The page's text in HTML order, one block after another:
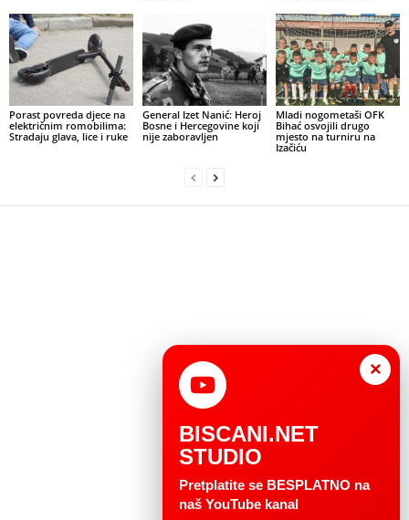
Porast povreda djece na
električnim romobilima:
Stradaju glava, lice i ruke
General Izet Nanić: Heroj
Bosne i Hercegovine koji
nije zaboravljen
Mladi nogometaši OFK
Bihać osvojili drugo
mjesto na turniru na
Izačiću
×
BISCANI.NET
STUDIO
Pretplatite se BESPLATNO na
naš YouTube kanal